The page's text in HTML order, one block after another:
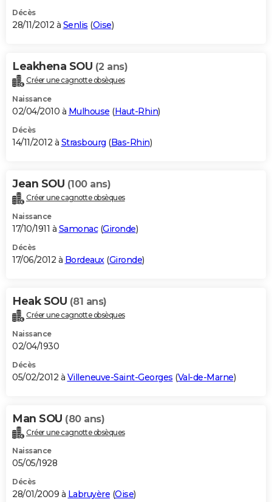
Décès
28/11/2012 à Senlis (Oise)
Leakhena SOU (2 ans)
Créer une cagnotte obsèques
Naissance
02/04/2010 à Mulhouse (Haut-Rhin)
Décès
14/11/2012 à Strasbourg (Bas-Rhin)
Jean SOU (100 ans)
Créer une cagnotte obsèques
Naissance
17/10/1911 à Samonac(Gironde)
Décès
17/06/2012 à Bordeaux(Gironde)
Heak SOU (81 ans)
Créer une cagnotte obsèques
Naissance
02/04/1930
Décès
05/02/2012 à Villeneuve-Saint-Georges (Val-de-Marne)
Man SOU (80 ans)
Créer une cagnotte obsèques
Naissance
05/05/1928
Décès
28/01/2009 à Labruyère (Oise)